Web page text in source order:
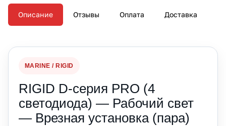
Описание Отзывы Оплата Доставка
MARINE / RIGID
RIGID D-серия PRO (4
светодиода) — Рабочий свет
— Врезная установка (пара)